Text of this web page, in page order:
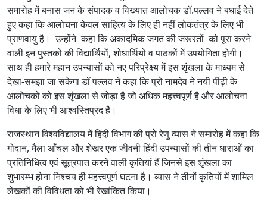
समारोह में बनास जन के संपादक व विख्यात आलोचक डॉ.पल्लव ने बधाई देते
हुए कहा कि आलोचना केवल साहित्य के लिए ही नहीं लोकतंत्र के लिए भी
प्राणवायु है। उन्होंने कहा कि अकादमिक जगत की जरूरतों को पूरा करने
वाली इन पुस्तकों की विद्यार्थियों, शोधार्थियों व पाठकों में उपयोगिता होगी।
साथ ही हमारे महान उपन्यासों को नए परिप्रेक्ष्य में इस शृंखला के माध्यम से
देखा-समझा जा सकेगा डॉ पल्लव ने कहा कि प्रो नामदेव ने नयी पीढ़ी के
आलोचकों को इस शृंखला से जोड़ा है जो अधिक महत्त्वपूर्ण है और आलोचना
विधा के लिए भी आश्वस्तिप्रद है।
राजस्थान विश्वविद्यालय में हिंदी विभाग की प्रो रेणु व्यास ने समारोह में कहा कि
गोदान, मैला आँचल और शेखर एक जीवनी हिंदी उपन्यासों की तीन धाराओं का
प्रतिनिधित्व एवं सूत्रपात करने वाली कृतियां हैं जिनसे इस शृंखला का
शुभारम्भ होना निश्चय ही महत्त्वपूर्ण घटना है। व्यास ने तीनों कृतियों में शामिल
लेखकों की विविधता को भी रेखांकित किया।